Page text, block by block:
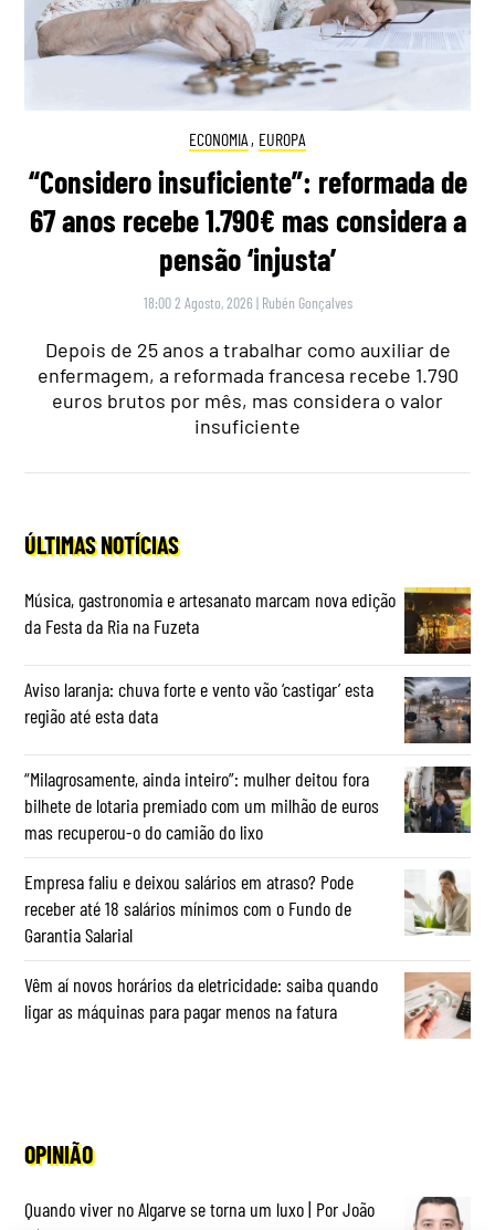
ECONOMIA , EUROPA
“Considero insuficiente”: reformada de
67 anos recebe 1.790€ mas considera a
pensão ‘injusta’
18:00 2 Agosto, 2026 | Rubén Gonçalves
Depois de 25 anos a trabalhar como auxiliar de
enfermagem, a reformada francesa recebe 1.790
euros brutos por mês, mas considera o valor
insuficiente
ÚLTIMAS NOTÍCIAS
Música, gastronomia e artesanato marcam nova edição
da Festa da Ria na Fuzeta
Aviso laranja: chuva forte e vento vão ‘castigar’ esta
região até esta data
“Milagrosamente, ainda inteiro”: mulher deitou fora
bilhete de lotaria premiado com um milhão de euros
mas recuperou-o do camião do lixo
Empresa faliu e deixou salários em atraso? Pode
receber até 18 salários mínimos com o Fundo de
Garantia Salarial
Vêm aí novos horários da eletricidade: saiba quando
ligar as máquinas para pagar menos na fatura
OPINIÃO
Quando viver no Algarve se torna um luxo | Por João